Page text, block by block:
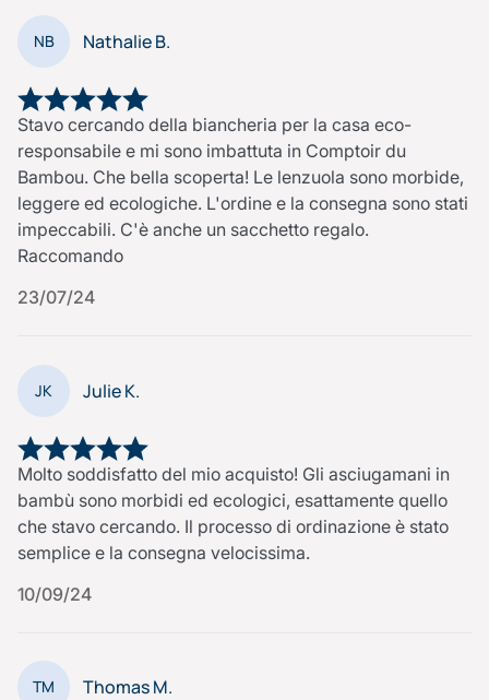
NB Nathalie B.
Stavo cercando della biancheria per la casa eco-
responsabile e mi sono imbattuta in Comptoir du
Bambou. Che bella scoperta! Le lenzuola sono morbide,
leggere ed ecologiche. L'ordine e la consegna sono stati
impeccabili. C'è anche un sacchetto regalo.
Raccomando
23/07/24
JK Julie K.
Molto soddisfatto del mio acquisto! Gli asciugamani in
bambù sono morbidi ed ecologici, esattamente quello
che stavo cercando. Il processo di ordinazione è stato
semplice e la consegna velocissima.
10/09/24
TM Thomas M.